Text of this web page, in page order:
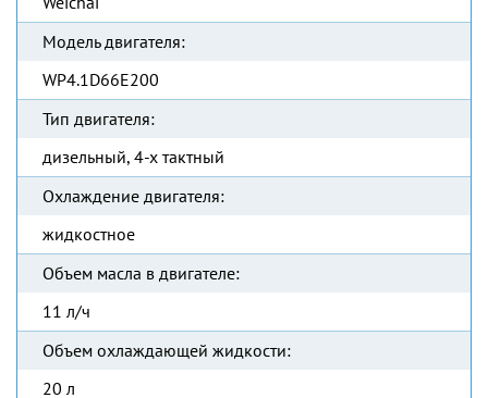
Модель двигателя:
WP4.1D66E200
Тип двигателя:
дизельный, 4-х тактный
Охлаждение двигателя:
жидкостное
Объем масла в двигателе:
11 л/ч
Объем охлаждающей жидкости:
20 л